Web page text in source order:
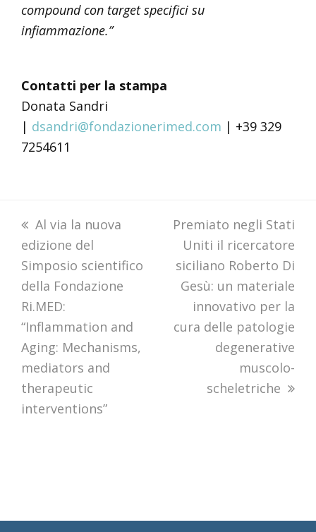
compound con target specifici su
infiammazione.”
Contatti per la stampa
Donata Sandri
| dsandri@fondazionerimed.com | +39 329
7254611
previous
post:
Al via la nuova
edizione del
Simposio scientifico
della Fondazione
Ri.MED:
“Inflammation and
Aging: Mechanisms,
mediators and
therapeutic
interventions”
next
post:
Premiato negli Stati
Uniti il ricercatore
siciliano Roberto Di
Gesù: un materiale
innovativo per la
cura delle patologie
degenerative
muscolo-
scheletriche